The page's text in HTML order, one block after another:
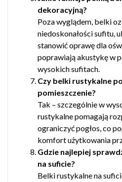
dekoracyjną?
Poza wyglądem, belki
niedoskonałości sufitu,
stanowić oprawę dla
poprawiają akustykę w
wysokich sufitach.
Czy belki rustykalne
pomieszczenie?
Tak – szczególnie w
rustykalne pomagają
ograniczyć pogłos, co
komfort użytkowania
Gdzie najlepiej
na suficie?
Belki rustykalne na